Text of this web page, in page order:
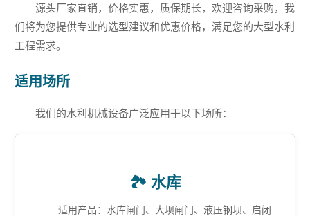
源头厂家直销，价格实惠，质保期长，欢迎咨询采购，我
们将为您提供专业的选型建议和优惠价格，满足您的大型水利
工程需求。
适用场所
我们的水利机械设备广泛应用于以下场所：
🏞️ 水库
适用产品：水库闸门、大坝闸门、液压钢坝、启闭